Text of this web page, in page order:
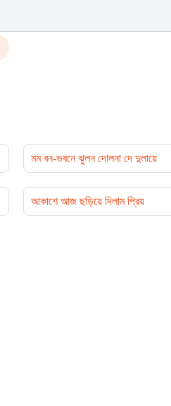
মম বন-ভবনে ঝুলন দোলনা দে দুলায়ে
আকাশে আজ ছড়িয়ে দিলাম প্রিয়